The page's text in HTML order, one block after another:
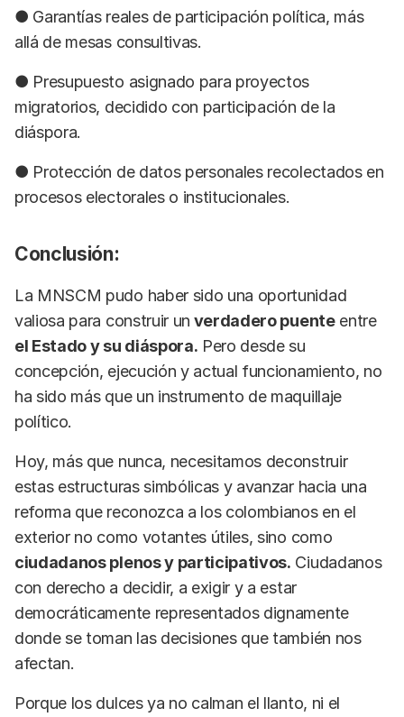
● Garantías reales de participación política, más
allá de mesas consultivas.
● Presupuesto asignado para proyectos
migratorios, decidido con participación de la
diáspora.
● Protección de datos personales recolectados en
procesos electorales o institucionales.
Conclusión:
La MNSCM pudo haber sido una oportunidad
valiosa para construir un verdadero puenteentre
el Estado y su diáspora. Pero desde su
concepción, ejecución y actual funcionamiento, no
ha sido más que un instrumento de maquillaje
político.
Hoy, más que nunca, necesitamos deconstruir
estas estructuras simbólicas y avanzar hacia una
reforma que reconozca a los colombianos en el
exterior no como votantes útiles, sino como
ciudadanos plenos y participativos. Ciudadanos
con derecho a decidir, a exigir y a estar
democráticamente representados dignamente
donde se toman las decisiones que también nos
afectan.
Porque los dulces ya no calman el llanto, ni el